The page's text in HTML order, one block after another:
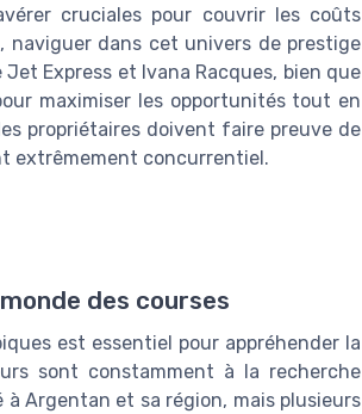
cruciales pour couvrir les coûts
naviguer dans cet univers de prestige
Express et Ivana Racques, bien que
maximiser les opportunités tout en
propriétaires doivent faire preuve de
extrêmement concurrentiel.
des courses
est essentiel pour appréhender la
sont constamment à la recherche
Argentan et sa région, mais plusieurs